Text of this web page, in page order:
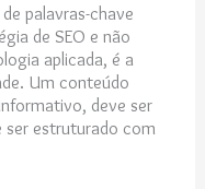
palavras-chave
de SEO e não
aplicada, é a
Um conteúdo
deve ser
ser estruturado com